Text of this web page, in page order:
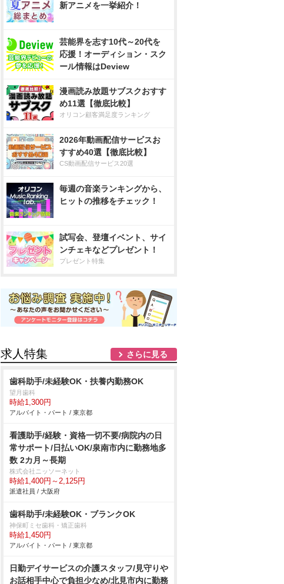
新アニメを一挙紹介！
芸能界を志す10代～20代を
応援！オーディション・スク
ール情報はDeview
漫画読み放題サブスクおすす
め11選【徹底比較】
オリコン顧客満足度ランキング
2026年動画配信サービスお
すすめ40選【徹底比較】
CS動画配信サービス20選
毎週の音楽ランキングから、
ヒットの推移をチェック！
試写会、登壇イベント、サイ
ンチェキなどプレゼント！
プレゼント特集
求人特集 さらに見る
歯科助手/未経験OK・扶養内勤務OK
望月歯科
時給1,300円
アルバイト・パート / 東京都
看護助手/経験・資格一切不要/病院内の日
常サポート/日払いOK/泉南市内に勤務地多
数 2カ月～長期
株式会社ニッソーネット
時給1,400円～2,125円
派遣社員 / 大阪府
歯科助手/未経験OK・ブランクOK
神保町ミセ歯科・矯正歯科
時給1,450円
アルバイト・パート / 東京都
日勤デイサービスの介護スタッフ/見守り
お話相手中心で負担少なめ/北見市内に勤務